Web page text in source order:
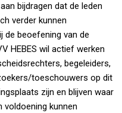
bijdragen dat de leden
verder kunnen
de beoefening van de
HEBES wil actief werken
begeleiders,
toeschouwers op dit
zijn en blijven waar
kunnen